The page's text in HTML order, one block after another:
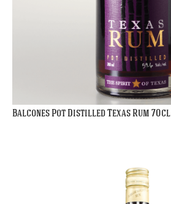
Balcones Pot Distilled Texas Rum 70cl